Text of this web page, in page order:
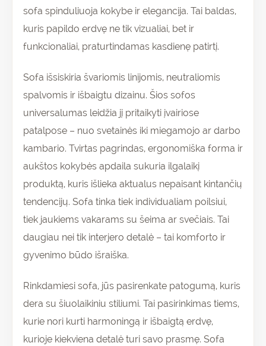
sofa spinduliuoja kokybe ir elegancija. Tai baldas,
kuris papildo erdvę ne tik vizualiai, bet ir
funkcionaliai, praturtindamas kasdienę patirtį.
Sofa išsiskiria švariomis linijomis, neutraliomis
spalvomis ir išbaigtu dizainu. Šios sofos
universalumas leidžia jį pritaikyti įvairiose
patalpose – nuo svetainės iki miegamojo ar darbo
kambario. Tvirtas pagrindas, ergonomiška forma ir
aukštos kokybės apdaila sukuria ilgalaikį
produktą, kuris išlieka aktualus nepaisant kintančių
tendencijų. Sofa tinka tiek individualiam poilsiui,
tiek jaukiems vakarams su šeima ar svečiais. Tai
daugiau nei tik interjero detalė – tai komforto ir
gyvenimo būdo išraiška.
Rinkdamiesi sofa, jūs pasirenkate patogumą, kuris
dera su šiuolaikiniu stiliumi. Tai pasirinkimas tiems,
kurie nori kurti harmoningą ir išbaigtą erdvę,
kurioje kiekviena detalė turi savo prasmę. Sofa